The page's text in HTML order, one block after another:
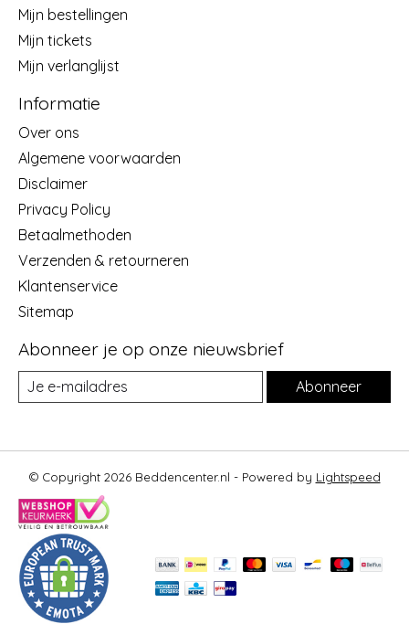
Mijn bestellingen
Mijn tickets
Mijn verlanglijst
Informatie
Over ons
Algemene voorwaarden
Disclaimer
Privacy Policy
Betaalmethoden
Verzenden & retourneren
Klantenservice
Sitemap
Abonneer je op onze nieuwsbrief
Abonneer
© Copyright 2026 Beddencenter.nl - Powered by Lightspeed